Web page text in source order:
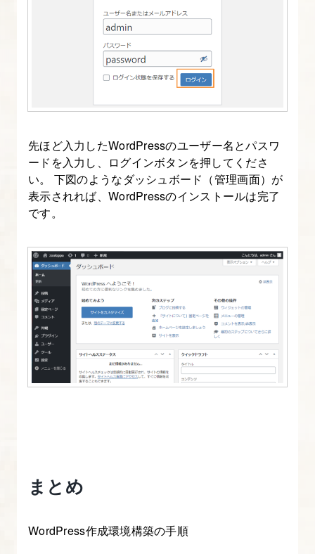
先ほど入力したWordPressのユーザー名とパスワ
ードを入力し、ログインボタンを押してくださ
い。 下図のようなダッシュボード（管理画面）が
表示されれば、WordPressのインストールは完了
です。
まとめ
WordPress作成環境構築の手順